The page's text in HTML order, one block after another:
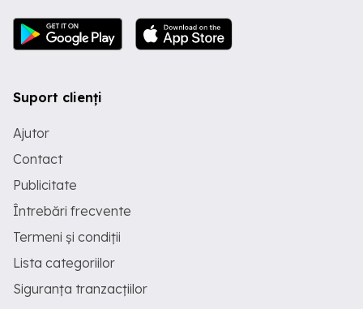
Suport clienți
Ajutor
Contact
Publicitate
Întrebări frecvente
Termeni și condiții
Lista categoriilor
Siguranța tranzacțiilor